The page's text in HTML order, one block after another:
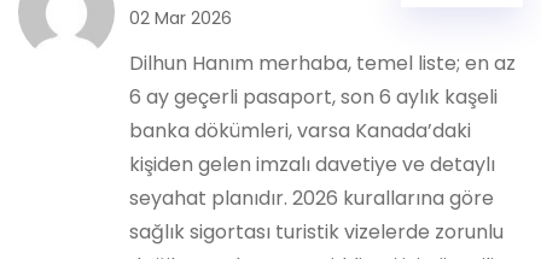
02 Mar 2026
Dilhun Hanım merhaba, temel liste; en az
6 ay geçerli pasaport, son 6 aylık kaşeli
banka dökümleri, varsa Kanada’daki
kişiden gelen imzalı davetiye ve detaylı
seyahat planıdır. 2026 kurallarına göre
sağlık sigortası turistik vizelerde zorunlu